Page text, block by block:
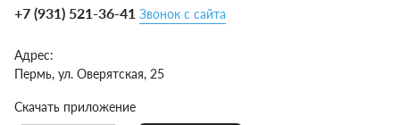
+7 (931) 521-36-41 Звонок с сайта
Адрес:
Пермь, ул. Оверятская, 25
Скачать приложение